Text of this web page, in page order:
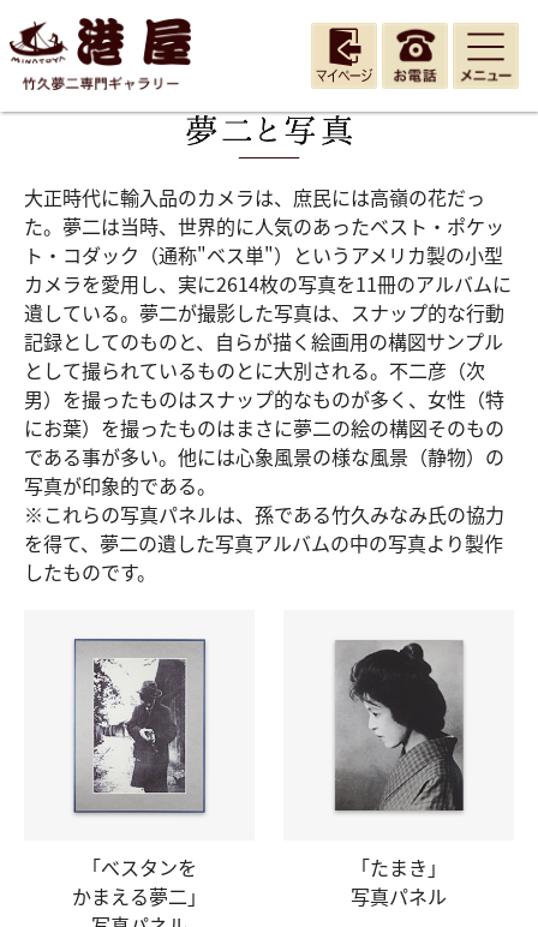
大正時代に輸入品のカメラは、庶民には高嶺の花だっ
た。夢二は当時、世界的に人気のあったベスト・ポケッ
ト・コダック（通称"ベス単"）というアメリカ製の小型
カメラを愛用し、実に2614枚の写真を11冊のアルバムに
遺している。夢二が撮影した写真は、スナップ的な行動
記録としてのものと、自らが描く絵画用の構図サンプル
として撮られているものとに大別される。不二彦（次
男）を撮ったものはスナップ的なものが多く、女性（特
にお葉）を撮ったものはまさに夢二の絵の構図そのもの
である事が多い。他には心象風景の様な風景（静物）の
写真が印象的である。
※これらの写真パネルは、孫である竹久みなみ氏の協力
を得て、夢二の遺した写真アルバムの中の写真より製作
したものです。
「べスタンを
かまえる夢二」
「たまき」
写真パネル